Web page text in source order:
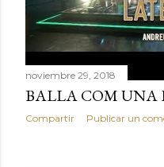
noviembre 29, 2018
BALLA COM
Compartir Publicar un